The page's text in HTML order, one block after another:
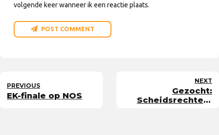
volgende keer wanneer ik een reactie plaats.
POST COMMENT
PREVIOUS
EK-finale op NOS
NEXT
Gezocht:
Scheidsrechters